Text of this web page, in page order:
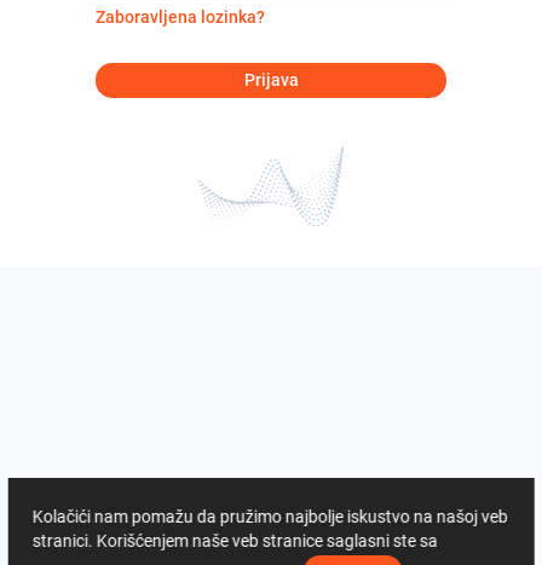
Zaboravljena lozinka?
Prijava
Kolačići nam pomažu da pružimo najbolje iskustvo na našoj veb
stranici. Korišćenjem naše veb stranice saglasni ste sa